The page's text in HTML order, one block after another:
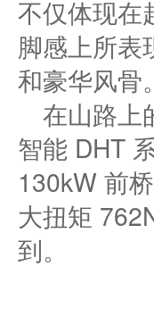
不仅体现在
脚感上所表
和豪华风骨。
在山路上
智能 DHT
130kW 前
大扭矩
到。